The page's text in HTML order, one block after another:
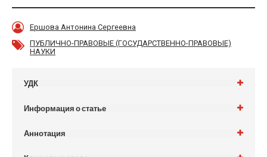
Ершова Антонина Сергеевна
ПУБЛИЧНО-ПРАВОВЫЕ (ГОСУДАРСТВЕННО-ПРАВОВЫЕ)
НАУКИ
УДК
Информация о статье
Аннотация